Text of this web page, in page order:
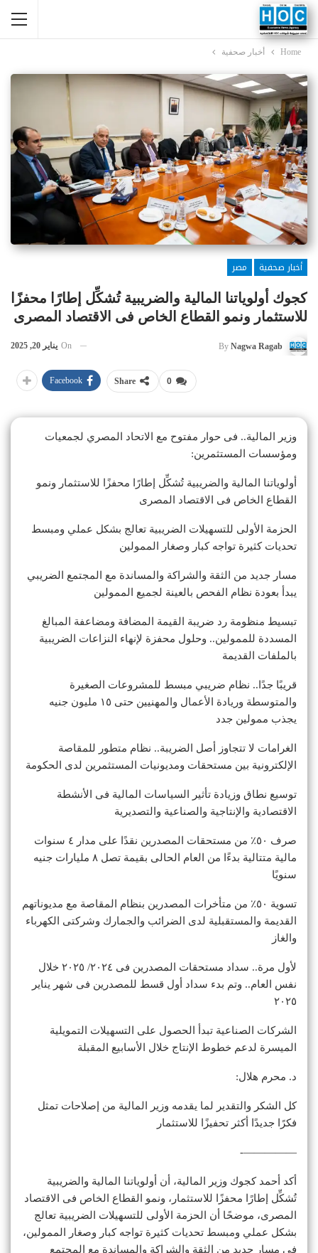
Home أخبار صحفية
أخبار صحفية
مصر
كجوك أولوياتنا المالية والضريبية تُشكِّل إطارًا محفزًا
للاستثمار ونمو القطاع الخاص فى الاقتصاد المصرى
By Nagwa Ragab
On يناير 20, 2025
0
Share
Facebook
وزير المالية.. فى حوار مفتوح مع الاتحاد المصري لجمعيات
ومؤسسات المستثمرين:
أولوياتنا المالية والضريبية تُشكِّل إطارًا محفزًا للاستثمار ونمو
القطاع الخاص فى الاقتصاد المصرى
الحزمة الأولى للتسهيلات الضريبية تعالج بشكل عملي ومبسط
تحديات كثيرة تواجه كبار وصغار الممولين
مسار جديد من الثقة والشراكة والمساندة مع المجتمع الضريبي
يبدأ بعودة نظام الفحص بالعينة لجميع الممولين
تبسيط منظومة رد ضريبة القيمة المضافة ومضاعفة المبالغ
المسددة للممولين.. وحلول محفزة لإنهاء النزاعات الضريبية
بالملفات القديمة
قريبًا جدًا.. نظام ضريبي مبسط للمشروعات الصغيرة
والمتوسطة وريادة الأعمال والمهنيين حتى ١٥ مليون جنيه
يجذب ممولين جدد
الغرامات لا تتجاوز أصل الضريبة.. نظام متطور للمقاصة
الإلكترونية بين مستحقات ومديونيات المستثمرين لدى الحكومة
توسيع نطاق وزيادة تأثير السياسات المالية فى الأنشطة
الاقتصادية والإنتاجية والصناعية والتصديرية
صرف ٥٠٪ من مستحقات المصدرين نقدًا على مدار ٤ سنوات
مالية متتالية بدءًا من العام الحالى بقيمة تصل ٨ مليارات جنيه
سنويًا
تسوية ٥٠٪ من متأخرات المصدرين بنظام المقاصة مع مديوناتهم
القديمة والمستقبلية لدى الضرائب والجمارك وشركتى الكهرباء
والغاز
لأول مرة.. سداد مستحقات المصدرين فى ٢٠٢٤/ ٢٠٢٥ خلال
نفس العام.. وتم بدء سداد أول قسط للمصدرين فى شهر يناير
٢٠٢٥
الشركات الصناعية تبدأ الحصول على التسهيلات التمويلية
الميسرة لدعم خطوط الإنتاج خلال الأسابيع المقبلة
د. محرم هلال:
كل الشكر والتقدير لما يقدمه وزير المالية من إصلاحات تمثل
فكرًا جديدًا أكثر تحفيزًا للاستثمار
—————-
أكد أحمد كجوك وزير المالية، أن أولوياتنا المالية والضريبية
تُشكِّل إطارًا محفزًا للاستثمار، ونمو القطاع الخاص فى الاقتصاد
المصرى، موضحًا أن الحزمة الأولى للتسهيلات الضريبية تعالج
بشكل عملي ومبسط تحديات كثيرة تواجه كبار وصغار الممولين،
فى مسار جديد من الثقة والشراكة والمساندة مع المجتمع